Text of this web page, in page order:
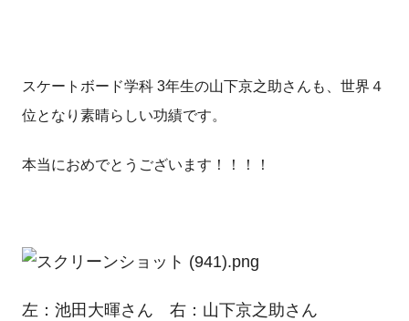
スケートボード学科 3年生の山下京之助さんも、世界４
位となり素晴らしい功績です。
本当におめでとうございます！！！！
左：池田大暉さん 右：山下京之助さん